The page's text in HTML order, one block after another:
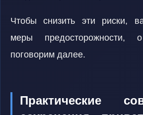
Чтобы снизить эти риски,
меры
поговорим далее.
Практические